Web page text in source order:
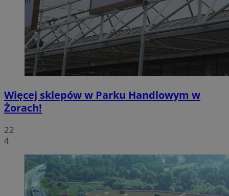
Więcej sklepów w Parku Handlowym w
Żorach!
22
4